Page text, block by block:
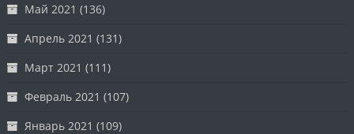
Май 2021 (136)
Апрель 2021 (131)
Март 2021 (111)
Февраль 2021 (107)
Январь 2021 (109)